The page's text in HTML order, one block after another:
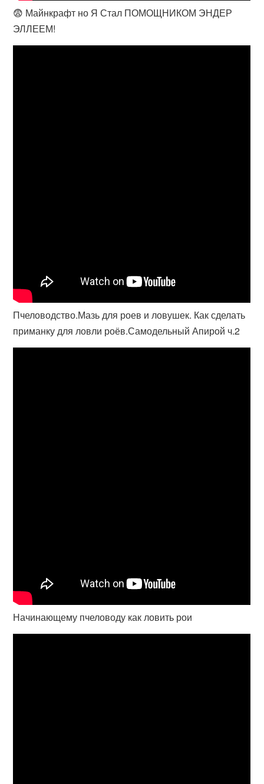
😨 Майнкрафт но Я Стал ПОМОЩНИКОМ ЭНДЕР
ЭЛЛЕЕМ!
Пчеловодство.Мазь для роев и ловушек. Как сделать
приманку для ловли роёв.Самодельный Апирой ч.2
Начинающему пчеловоду как ловить рои